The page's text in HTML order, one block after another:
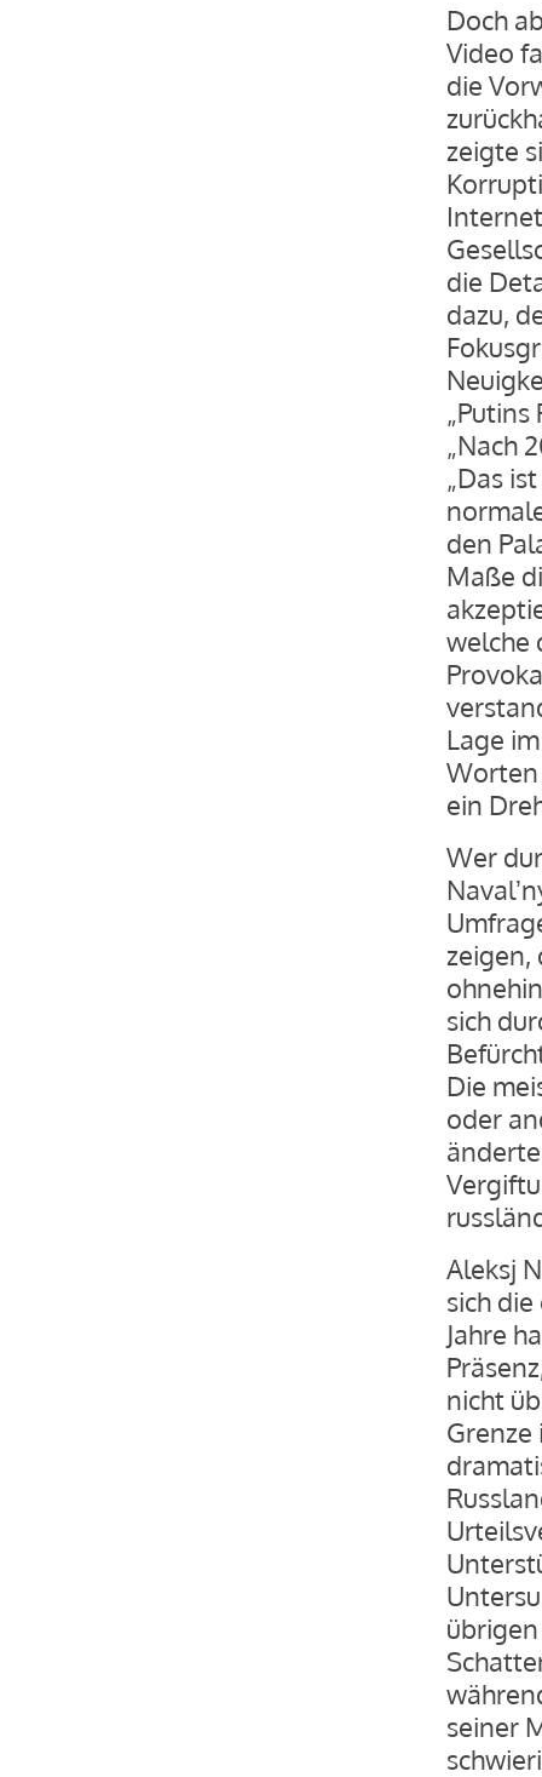
Doch
Video
die
zeigte
die
dazu,
„Nach
„Das
den
Maße
welche
Lage
Worten
ein
Wer
zeigen,
sich
Die
oder
Aleksj
sich
Jahre
nicht
seiner